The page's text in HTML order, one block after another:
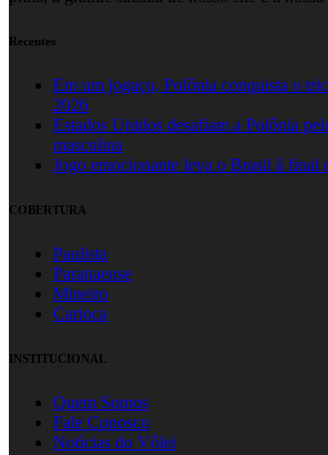
Recentes
Em um jogaço, Polônia conquista o
2026
Estados Unidos desafiam a Polônia
masculina
Jogo emocionante leva o Brasil à final
COBERTURA
Paulista
Paranaense
Mineiro
Carioca
INSTITUCIONAL
Quem Somos
Fale Conosco
Notícias do Vôlei